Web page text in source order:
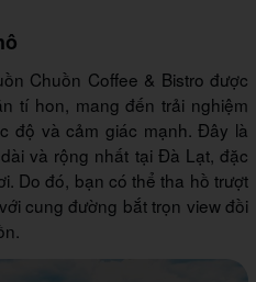
Chuồn Coffee & Bistro được
tí hon, mang đến trải nghiệm
độ và cảm giác mạnh. Đây là
và rộng nhất tại Đà Lạt, đặc
Do đó, bạn có thể tha hồ trượt
cung đường bắt trọn view đồi